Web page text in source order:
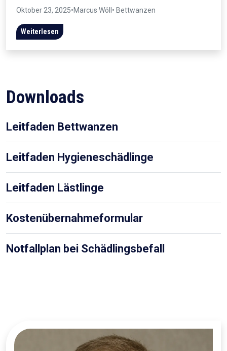
Oktober 23, 2025•Marcus Wöll • Bettwanzen
Weiterlesen
Downloads
Leitfaden Bettwanzen
Leitfaden Hygieneschädlinge
Leitfaden Lästlinge
Kostenübernahmeformular
Notfallplan bei Schädlingsbefall